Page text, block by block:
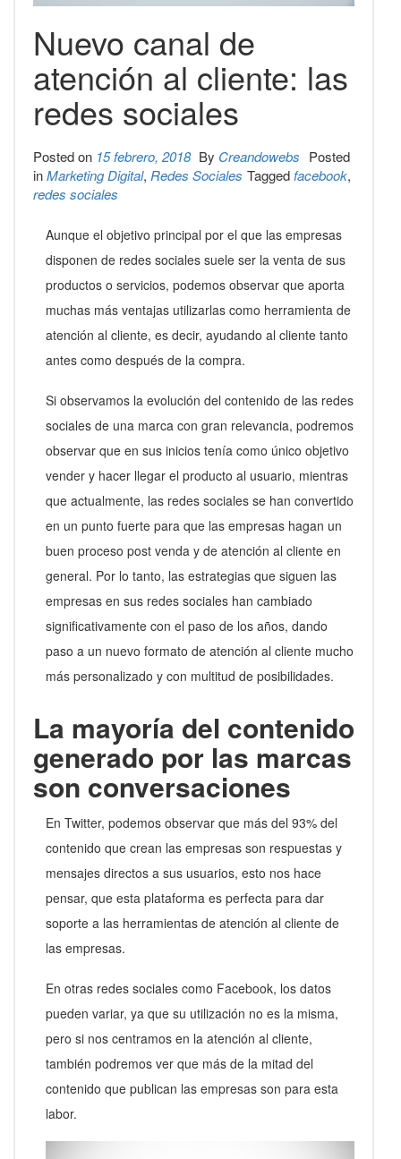
Nuevo canal de
atención al cliente: las
redes sociales
Posted on 15 febrero, 2018 By Creandowebs Posted
inMarketing Digital, Redes Sociales Taggedfacebook,
redes sociales
Aunque el objetivo principal por el que las empresas
disponen de redes sociales suele ser la venta de sus
productos o servicios, podemos observar que aporta
muchas más ventajas utilizarlas como herramienta de
atención al cliente, es decir, ayudando al cliente tanto
antes como después de la compra.
Si observamos la evolución del contenido de las redes
sociales de una marca con gran relevancia, podremos
observar que en sus inicios tenía como único objetivo
vender y hacer llegar el producto al usuario, mientras
que actualmente, las redes sociales se han convertido
en un punto fuerte para que las empresas hagan un
buen proceso post venda y de atención al cliente en
general. Por lo tanto, las estrategias que siguen las
empresas en sus redes sociales han cambiado
significativamente con el paso de los años, dando
paso a un nuevo formato de atención al cliente mucho
más personalizado y con multitud de posibilidades.
La mayoría del contenido
generado por las marcas
son conversaciones
En Twitter, podemos observar que más del 93% del
contenido que crean las empresas son respuestas y
mensajes directos a sus usuarios, esto nos hace
pensar, que esta plataforma es perfecta para dar
soporte a las herramientas de atención al cliente de
las empresas.
En otras redes sociales como Facebook, los datos
pueden variar, ya que su utilización no es la misma,
pero si nos centramos en la atención al cliente,
también podremos ver que más de la mitad del
contenido que publican las empresas son para esta
labor.